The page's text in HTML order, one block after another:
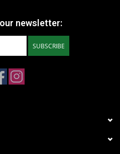
newsletter:
SUBSCRIBE